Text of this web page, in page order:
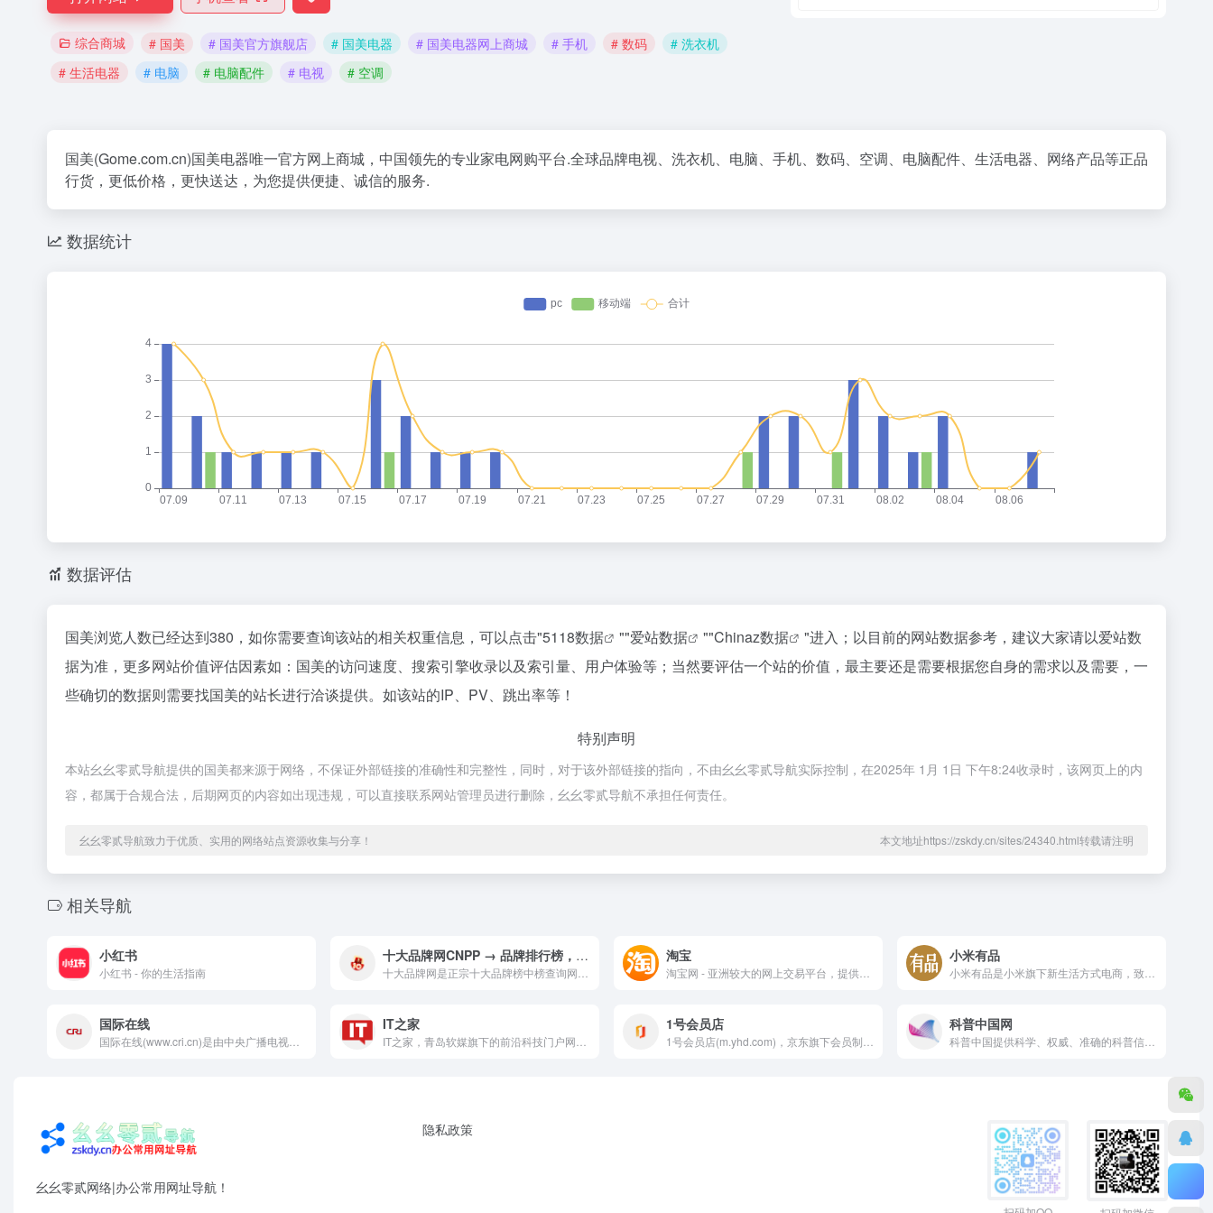
综合商城 # 国美 # 国美官方旗舰店 # 国美电器 # 国美电器网上商城 # 手机 # 数码
# 洗衣机
# 生活电器
# 电脑 # 电脑配件 # 电视 # 空调
国美(Gome.com.cn)国美电器唯一官方网上商城，中国领先的专业家电网购平台.全球品牌电视、洗衣机、电脑、手机、数码、空调、电脑配件、生活电器、网络产品等正品
行货，更低价格，更快送达，为您提供便捷、诚信的服务.
数据统计
数据评估
国美浏览人数已经达到380，如你需要查询该站的相关权重信息，可以点击"5118数据 ""爱站数据 ""Chinaz数据
"进入；以目前的网站数据参考，建议大家请以爱站数
据为准，更多网站价值评估因素如：国美的访问速度、搜索引擎收录以及索引量、用户体验等；当然要评估一个站的价值，最主要还是需要根据您自身的需求以及需要，一
些确切的数据则需要找国美的站长进行洽谈提供。如该站的IP、PV、跳出率等！
特别声明
本站幺幺零贰导航提供的国美都来源于网络，不保证外部链接的准确性和完整性，同时，对于该外部链接的指向，不由幺幺零贰导航实际控制，在2025年 1月 1日 下午8:24收录时，该网页上的内
容，都属于合规合法，后期网页的内容如出现违规，可以直接联系网站管理员进行删除，幺幺零贰导航不承担任何责任。
幺幺零贰导航致力于优质、实用的网络站点资源收集与分享！ 本文地址https://zskdy.cn/sites/24340.html转载请注明
相关导航
小红书
小红书 - 你的生活指南
十大品牌网CNPP → 品牌排行榜，品牌网门户 淘宝 小米有品
国际在线 IT之家 1号会员店 科普中国网
幺幺零贰网络|办公常用网址导航！
隐私政策